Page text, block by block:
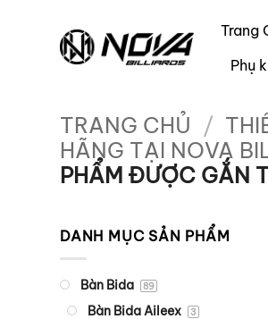
Trang
Phụ
TRANG CHỦ /
HÃNG TẠI NOVA
PHẨM ĐƯỢC GẮN
DANH MỤC SẢN PHẨM
Bàn Bida 89
Bàn Bida Aileex 3